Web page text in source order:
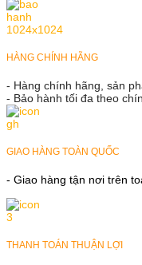
HÀNG CHÍNH HÃNG
- Hàng chính hãng, sản
- Bảo hành tối đa theo
GIAO HÀNG TOÀN QUỐC
- Giao hàng tận nơi trên
THANH TOÁN THUẬN LỢI